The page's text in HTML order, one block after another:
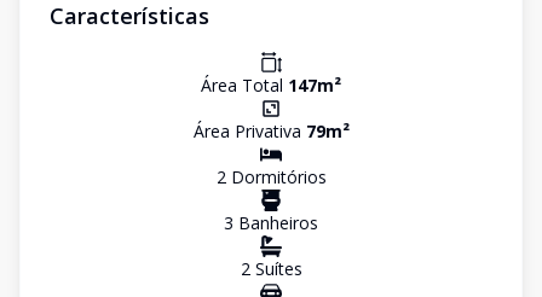
Características
Área Total 147m²
Área Privativa 79m²
2Dormitórios
3 Banheiros
2Suítes